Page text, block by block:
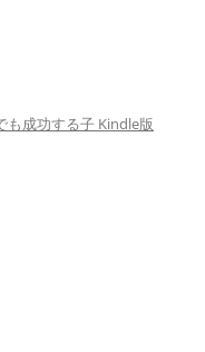
も成功する子 Kindle版